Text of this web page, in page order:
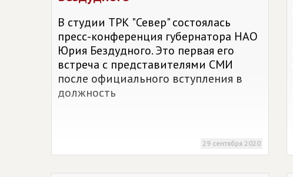
В студии ТРК "Север" состоялась
пресс-конференция губернатора НАО
Юрия Бездудного. Это первая его
встреча с представителями СМИ
после официального вступления в
должность
29 сентября 2020